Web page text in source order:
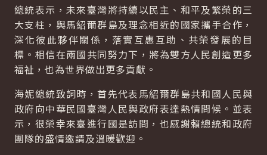
總統表示，未來臺灣將持續以民主、和平及繁榮的三
大支柱，與馬紹爾群島及理念相近的國家攜手合作，
深化彼此夥伴關係，落實互惠互助、共榮發展的目
標。相信在兩國共同努力下，將為雙方人民創造更多
福祉，也為世界做出更多貢獻。
海妮總統致詞時，首先代表馬紹爾群島共和國人民與
政府向中華民國臺灣人民與政府表達熱情問候。並表
示，很榮幸來臺進行國是訪問，也感謝賴總統和政府
團隊的盛情邀請及溫暖歡迎。